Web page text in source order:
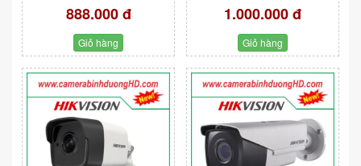
888.000 đ
Giỏ hàng
1.000.000 đ
Giỏ hàng